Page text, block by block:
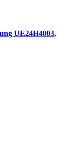
UE24H4003,